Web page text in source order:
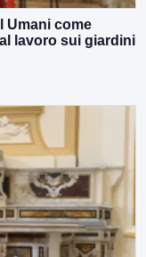
Umani come
lavoro sui giardini